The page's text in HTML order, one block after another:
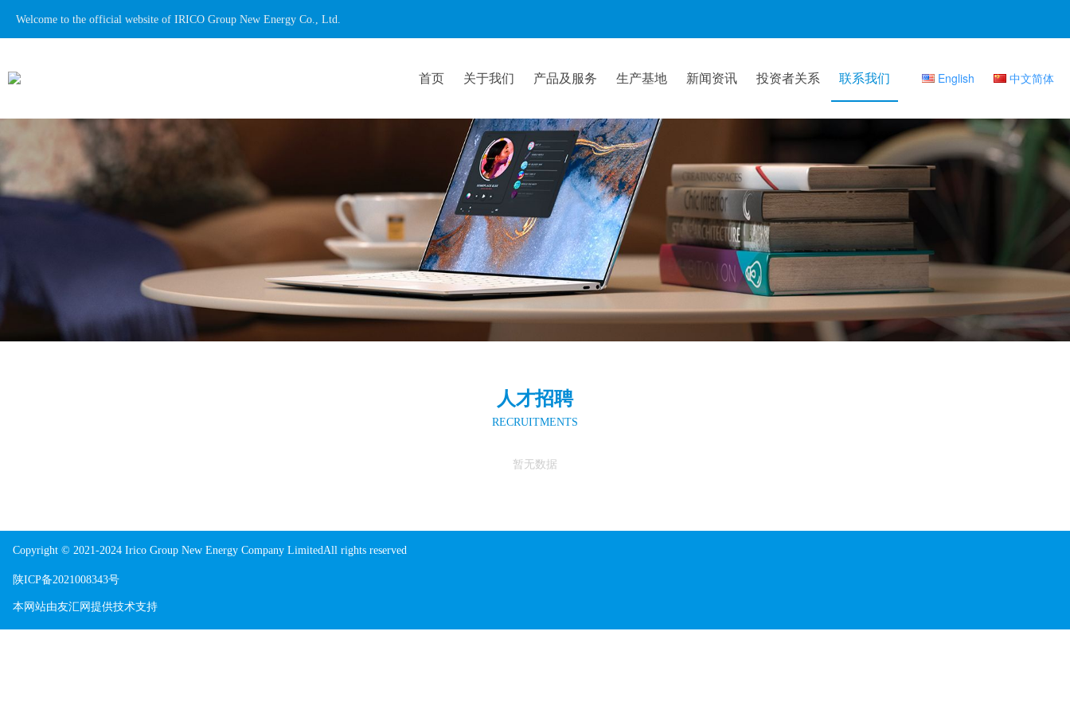
Welcome to the official website of IRICO Group New Energy Co., Ltd.
首页 关于我们 产品及服务 生产基地 新闻资讯 投资者关系 联系我们 English 中文简体
人才招聘
RECRUITMENTS
暂无数据
Copyright © 2021-2024 Irico Group New Energy Company LimitedAll rights reserved
陕ICP备2021008343号
本网站由友汇网提供技术支持